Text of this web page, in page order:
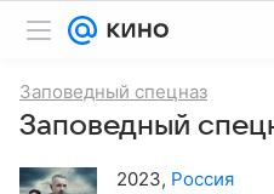
Заповедный спецназ
Заповедный
2023, Россия